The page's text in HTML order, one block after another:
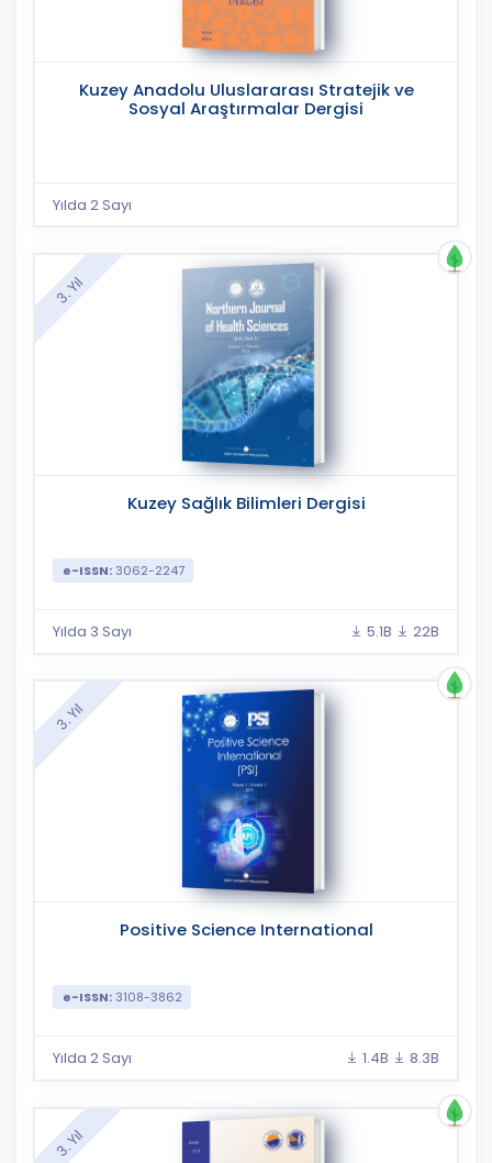
Kuzey Anadolu Uluslararası Stratejik ve
Sosyal Araştırmalar Dergisi
Yılda 2 Sayı
Kuzey Sağlık Bilimleri Dergisi
e-ISSN:3062-2247
Yılda 3 Sayı 5.1B 22B
3. Yıl
Positive Science International
e-ISSN:3108-3862
Yılda 2 Sayı 1.4B 8.3B
3. Yıl
3. Yıl